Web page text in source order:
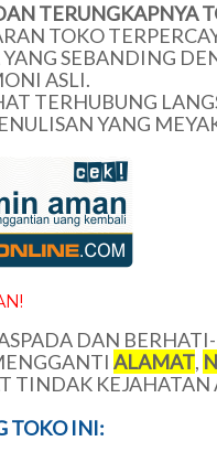
TERUNGKAPNYA
TOKO
YANG SEBANDING
ASLI.
TERHUBUNG
YANG
DAN
ALAMAT,
TINDAK KEJAHATAN
TOKO INI: